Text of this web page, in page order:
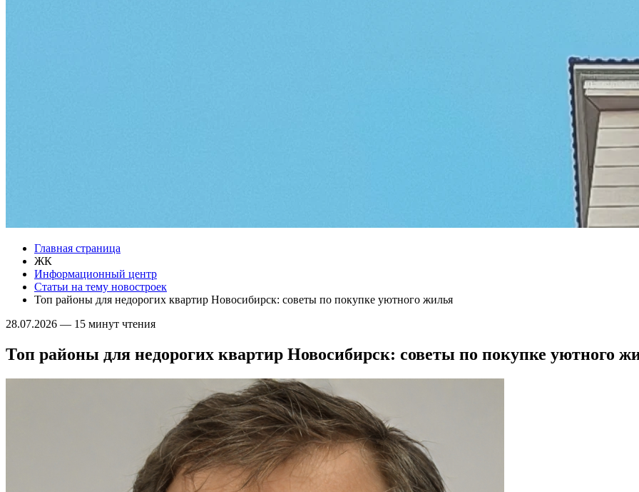
Главная страница
ЖК
Информационный центр
Статьи на тему новостроек
Топ районы для недорогих квартир Новосибирск: советы по покупке уютного жилья
28.07.2026 — 15 минут чтения
Топ районы для недорогих квартир Новосибирск: советы по покупке уютного